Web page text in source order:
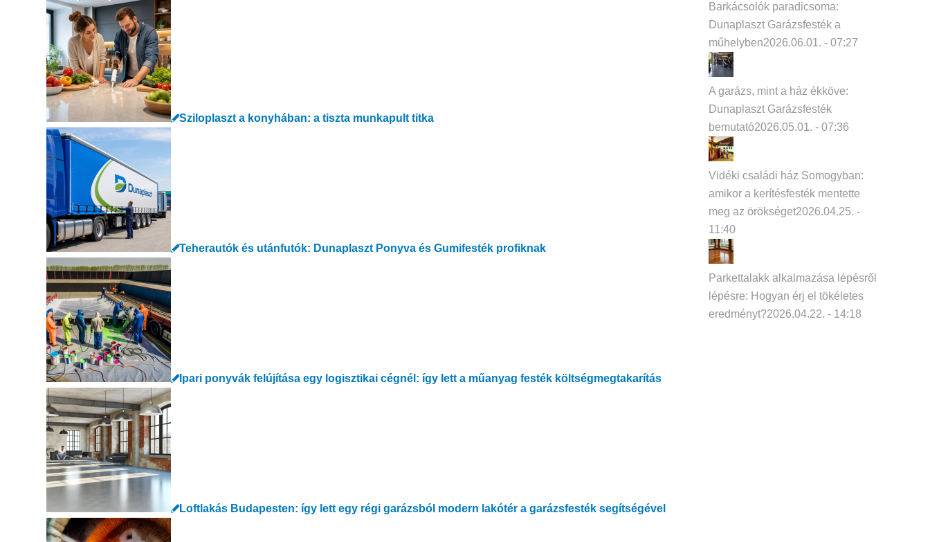
Sziloplaszt a konyhában: a tiszta munkapult titka
Teherautók és utánfutók: Dunaplaszt Ponyva és Gumifesték profiknak
Ipari ponyvák felújítása egy logisztikai cégnél: így lett a műanyag festék költségmegtakarítás
Loftlakás Budapesten: így lett egy régi garázsból modern lakótér a garázsfesték segítségével
Barkácsolók paradicsoma:
Dunaplaszt Garázsfesték a
műhelyben2026.06.01. - 07:27
A garázs, mint a ház ékköve:
Dunaplaszt Garázsfesték
bemutató2026.05.01. - 07:36
Vidéki családi ház Somogyban:
amikor a kerítésfesték mentette
meg az örökséget2026.04.25. -
11:40
Parkettalakk alkalmazása lépésről
lépésre: Hogyan érj el tökéletes
eredményt?2026.04.22. - 14:18